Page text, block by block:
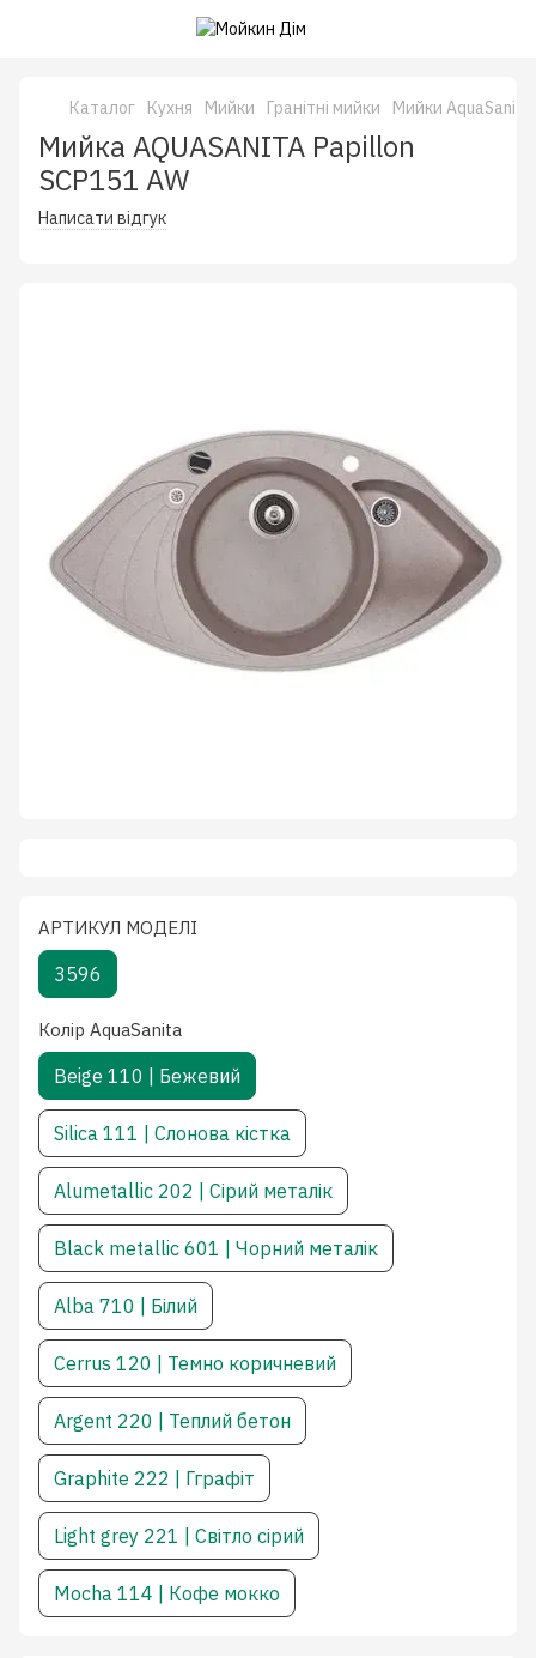
Каталог Кухня Мийки Гранітні мийки Мийки AquaSanita
Мийка AQUASANITA Papillon
SCP151 AW
Написати відгук
АРТИКУЛ МОДЕЛІ
3596
Колiр AquaSanita
Beige 110 | Бежевий
Silica 111 | Слонова кістка
Alumetallic 202 | Сірий металік
Black metallic 601 | Чорний металік
Alba 710 | Білий
Cerrus 120 | Темно коричневий
Argent 220 | Теплий бетон
Graphite 222 | Гграфіт
Light grey 221 | Світло сірий
Mocha 114 | Кофе мокко